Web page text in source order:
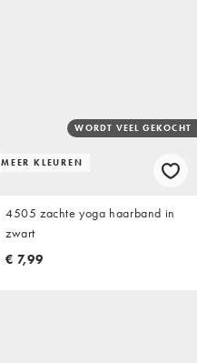
MEER KLEUREN
WORDT VEEL GEKOCHT
4505 zachte yoga haarband in
zwart
€ 7,99